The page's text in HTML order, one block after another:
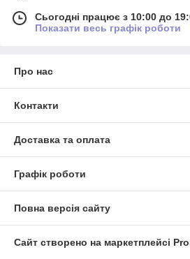
Сьогодні працює з 10:00 до
Показати весь графік роботи
Про нас
Контакти
Доставка та оплата
Графік роботи
Повна версія сайту
Сайт створено на маркетплейсі